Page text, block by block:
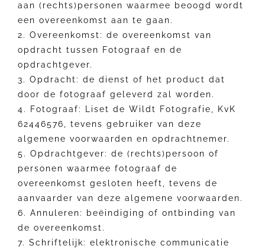
aan (rechts)personen waarmee beoogd wordt
een overeenkomst aan te gaan.
2. Overeenkomst: de overeenkomst van
opdracht tussen Fotograaf en de
opdrachtgever.
3. Opdracht: de dienst of het product dat
door de fotograaf geleverd zal worden.
4. Fotograaf: Liset de Wildt Fotografie, KvK
62446576, tevens gebruiker van deze
algemene voorwaarden en opdrachtnemer.
5. Opdrachtgever: de (rechts)persoon of
personen waarmee fotograaf de
overeenkomst gesloten heeft, tevens de
aanvaarder van deze algemene voorwaarden.
6. Annuleren: beëindiging of ontbinding van
de overeenkomst.
7. Schriftelijk: elektronische communicatie